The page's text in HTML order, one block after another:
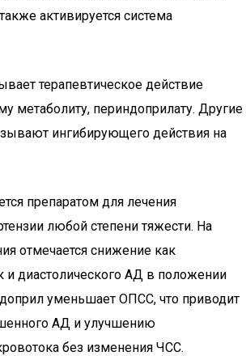
активируется система
терапевтическое действие
метаболиту, периндоприлату. Другие
ингибирующего действия на
препаратом для лечения
любой степени тяжести. На
отмечается снижение как
и диастолического АД в положении
уменьшает ОПСС, что приводит
АД и улучшению
без изменения ЧСС.